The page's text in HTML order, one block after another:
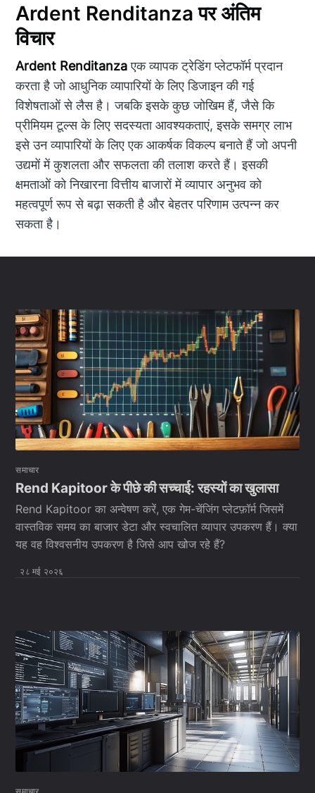
Ardent Renditanza पर अंतिम
विचार
Ardent Renditanzaएक व्यापक ट्रेडिंग प्लेटफॉर्म प्रदान
करता है जो आधुनिक व्यापारियों के लिए डिजाइन की गई
विशेषताओं से लैस है। जबकि इसके कुछ जोखिम हैं, जैसे कि
प्रीमियम टूल्स के लिए सदस्यता आवश्यकताएं, इसके समग्र लाभ
इसे उन व्यापारियों के लिए एक आकर्षक विकल्प बनाते हैं जो अपनी
उद्यमों में कुशलता और सफलता की तलाश करते हैं। इसकी
क्षमताओं को निखारना वित्तीय बाजारों में व्यापार अनुभव को
महत्वपूर्ण रूप से बढ़ा सकती है और बेहतर परिणाम उत्पन्न कर
सकता है।
समाचार
Rend Kapitoor के पीछे की सच्चाई: रहस्यों का खुलासा
Rend Kapitoor का अन्वेषण करें, एक गेम-चेंजिंग प्लेटफ़ॉर्म जिसमें
वास्तविक समय का बाजार डेटा और स्वचालित व्यापार उपकरण हैं। क्या
यह वह विश्वसनीय उपकरण है जिसे आप खोज रहे हैं?
२८ मई २०२६